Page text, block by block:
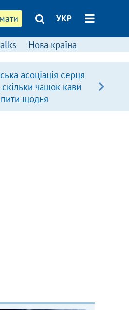
УКР
Нова країна
асоціація серця
чашок кави
щодня